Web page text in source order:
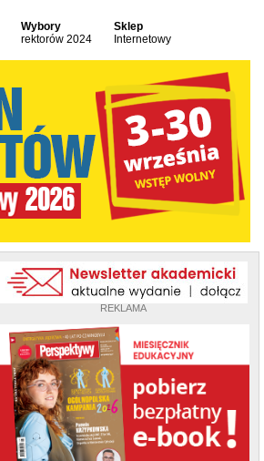
Wybory
rektorów 2024
Sklep
Internetowy
REKLAMA